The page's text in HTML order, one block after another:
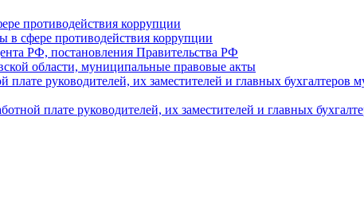
противодействия коррупции
сфере противодействия коррупции
РФ, постановления Правительства РФ
области, муниципальные правовые акты
плате руководителей, их заместителей и главных
плате руководителей, их заместителей и главных